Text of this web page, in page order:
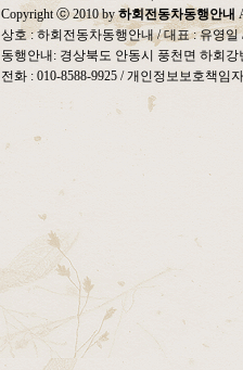
Copyright ⓒ 2010 by하회전동차동행안내
상호 : 하회전동차동행안내 / 대표 : 유영
동행안내: 경상북도 안동시 풍천면 하회
전화 : 010-8588-9925 / 개인정보보호책임